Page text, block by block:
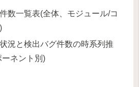
数一覧表(全体、モジュール/コ
況と検出バグ件数の時系列推
ネント別)